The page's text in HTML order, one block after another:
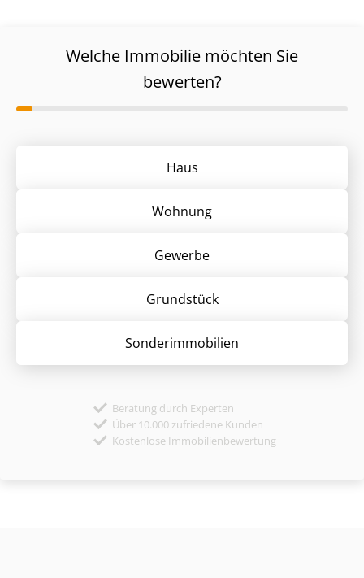
Welche Immobilie möchten Sie
bewerten?
Haus
Wohnung
Gewerbe
Grund­stück
Sonder­immobilien
Beratung durch Experten
Über 10.000 zufriedene Kunden
Kostenlose Immobilienbewertung